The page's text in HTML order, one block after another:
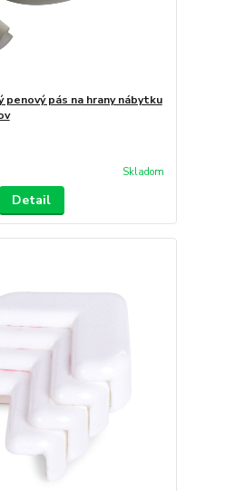
penový pás na hrany nábytku
Skladom
Detail